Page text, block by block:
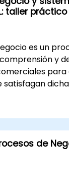
taller
es un
y
satisfagan
en una
soluciones
tiene como
las soluciones
de